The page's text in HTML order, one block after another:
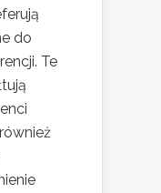
do
Te